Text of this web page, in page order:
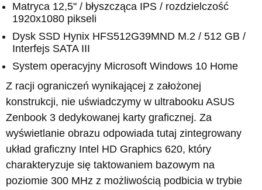
Matryca 12,5" / błyszcząca IPS / rozdzielczość
1920x1080 pikseli
Dysk SSD Hynix HFS512G39MND M.2 / 512 GB /
Interfejs SATA III
System operacyjny Microsoft Windows 10 Home
Z racji ograniczeń wynikającej z założonej
konstrukcji, nie uświadczymy w ultrabooku ASUS
Zenbook 3 dedykowanej karty graficznej. Za
wyświetlanie obrazu odpowiada tutaj zintegrowany
układ graficzny Intel HD Graphics 620, który
charakteryzuje się taktowaniem bazowym na
poziomie 300 MHz z możliwością podbicia w trybie